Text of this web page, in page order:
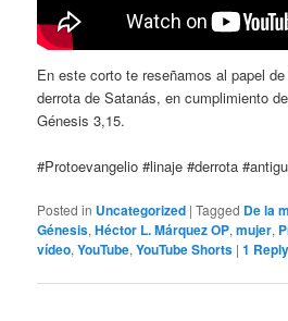
En este corto te reseñamos al papel
derrota de Satanás, en cumplimiento
Génesis 3,15.
#Protoevangelio #linaje #derrota
Posted in Uncategorized |Tagged De la
Génesis,Héctor L. Márquez OP,mujer,
vídeo,YouTube,YouTube Shorts |1 Reply